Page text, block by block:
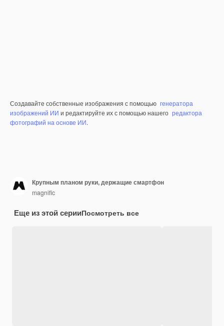
Создавайте собственные изображения с помощью генератора
изображений ИИ и редактируйте их с помощью нашего редактора
фотографий на основе ИИ.
Крупным планом руки, держащие смартфон
magnific
Еще из этой серииПосмотреть все